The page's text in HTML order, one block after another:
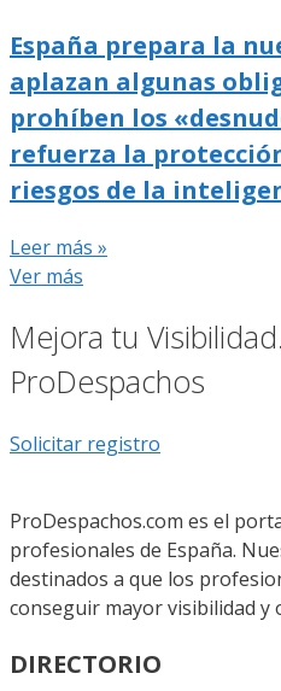
España prepara la
aplazan algunas
prohíben los
refuerza la
riesgos de la
Leer más »
Ver más
Mejora tu
ProDespachos
Solicitar registro
ProDespachos.com es el
profesionales de España.
destinados a que los
conseguir mayor visibilidad y
DIRECTORIO